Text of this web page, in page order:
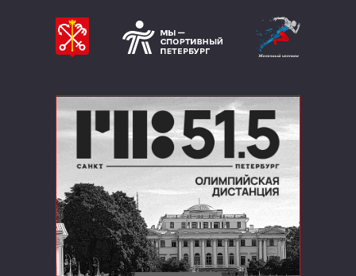
ПОДРОБНЕЕ